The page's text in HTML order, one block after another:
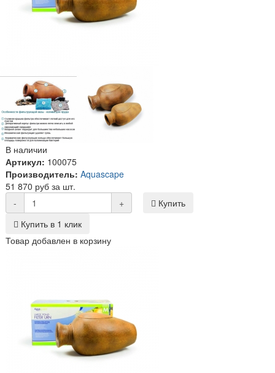
В наличии
Артикул: 100075
Производитель: Aquascape
51 870 руб за шт.
-
+
Купить
Купить в 1 клик
Товар добавлен в корзину